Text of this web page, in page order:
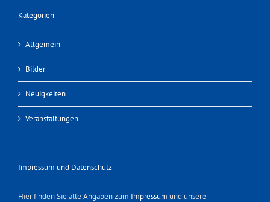
Kategorien
Allgemein
Bilder
Neuigkeiten
Veranstaltungen
Impressum und Datenschutz
Hier finden Sie alle Angaben zum Impressum und unsere